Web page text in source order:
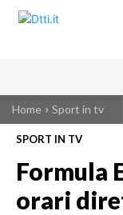
Home Sport in tv
SPORT IN TV
Formula
orari